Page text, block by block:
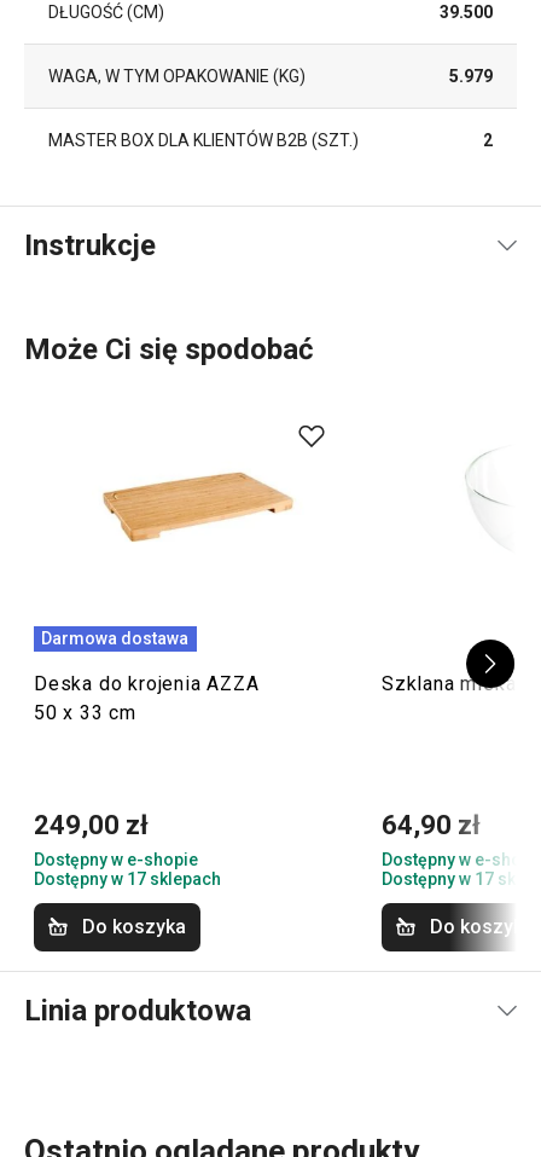
DŁUGOŚĆ (CM) 39.500
WAGA, W TYM OPAKOWANIE (KG) 5.979
MASTER BOX DLA KLIENTÓW B2B (SZT.) 2
Instrukcje
Może Ci się spodobać
Darmowa dostawa
Deska do krojenia AZZA
50 x 33 cm
249,00 zł
Dostępny w e-shopie
Dostępny w 17 sklepach
Do koszyka
Szklana miska
64,90 zł
Dostępny w e-
Dostępny w 17
Do koszyka
Linia produktowa